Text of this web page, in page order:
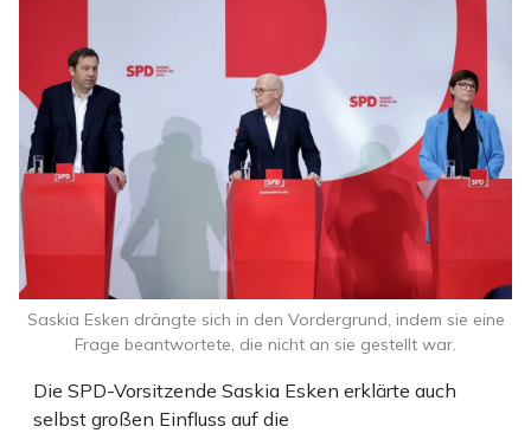
Die SPD-Vorsitzende Saskia Esken erklärte auch
selbst großen Einfluss auf die
Saskia Esken drängte sich in den Vordergrund, indem sie eine
Frage beantwortete, die nicht an sie gestellt war.